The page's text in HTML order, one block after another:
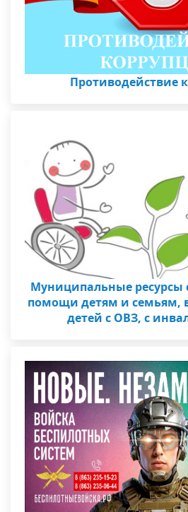
Противодействие
Муниципальные ресурсы
помощи детям и
детей с ОВЗ, с